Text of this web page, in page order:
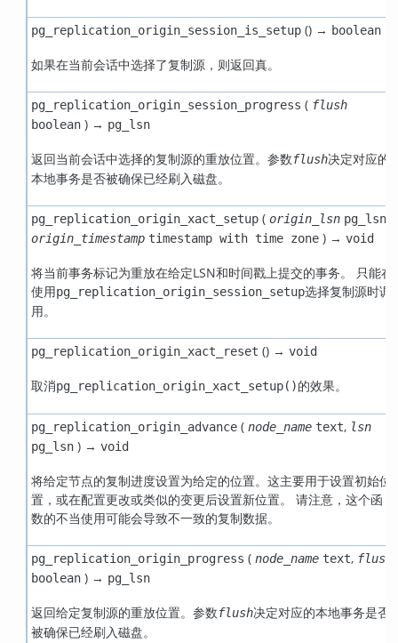
pg_replication_origin_session_is_setup() → boolean
如果在当前会话中选择了复制源，则返回真。
pg_replication_origin_session_progress ( flush
boolean) → pg_lsn
返回当前会话中选择的复制源的重放位置。参数flush决定对应的
本地事务是否被确保已经刷入磁盘。
pg_replication_origin_xact_setup( origin_lsn pg_lsn
origin_timestamp timestamp with time zone) → void
将当前事务标记为重放在给定LSN和时间戳上提交的事务。 只能在
使用pg_replication_origin_session_setup选择复制源时调
用。
pg_replication_origin_xact_reset () → void
取消pg_replication_origin_xact_setup()的效果。
pg_replication_origin_advance( node_name text, lsn
pg_lsn) → void
将给定节点的复制进度设置为给定的位置。这主要用于设置初始位
置，或在配置更改或类似的变更后设置新位置。 请注意，这个函
数的不当使用可能会导致不一致的复制数据。
pg_replication_origin_progress ( node_name text, flush
boolean) → pg_lsn
返回给定复制源的重放位置。参数flush决定对应的本地事务是否
被确保已经刷入磁盘。